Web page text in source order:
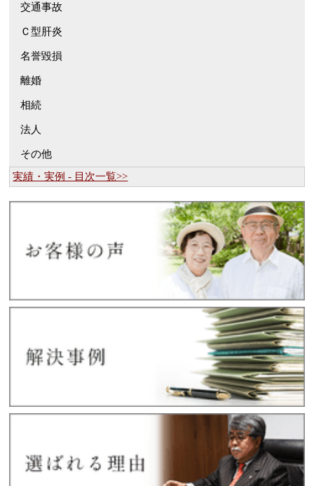
交通事故
Ｃ型肝炎
名誉毀損
離婚
相続
法人
その他
実績・実例 - 目次一覧>>